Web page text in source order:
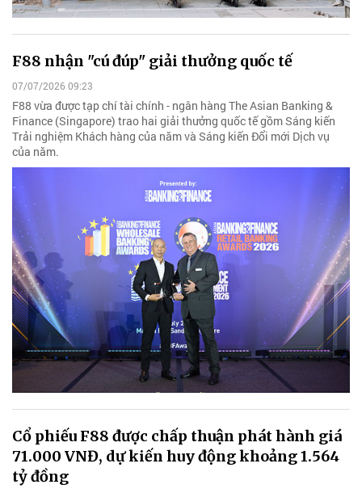
F88 nhận "cú đúp" giải thưởng quốc tế
07/07/2026 09:23
F88 vừa được tạp chí tài chính - ngân hàng The Asian Banking &
Finance (Singapore) trao hai giải thưởng quốc tế gồm Sáng kiến
Trải nghiệm Khách hàng của năm và Sáng kiến Đổi mới Dịch vụ
của năm.
Cổ phiếu F88 được chấp thuận phát hành giá
71.000 VNĐ, dự kiến huy động khoảng 1.564
tỷ đồng